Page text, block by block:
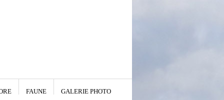
FAUNE GALERIE PHOTO